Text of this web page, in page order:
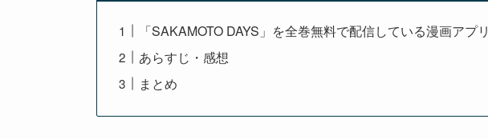
「SAKAMOTO DAYS」を全巻無料で配信している漫画アプリ
あらすじ・感想
まとめ